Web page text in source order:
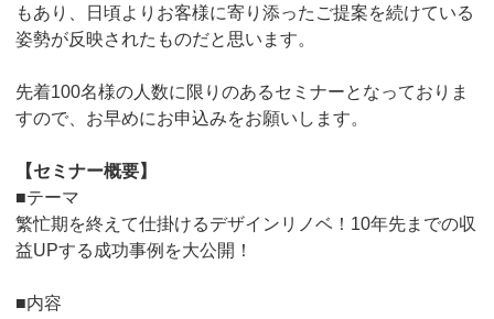
もあり、日頃よりお客様に寄り添ったご提案を続けている
姿勢が反映されたものだと思います。
先着100名様の人数に限りのあるセミナーとなっておりま
すので、お早めにお申込みをお願いします。
【セミナー概要】
■テーマ
繁忙期を終えて仕掛けるデザインリノベ！10年先までの収
益UPする成功事例を大公開！
■内容